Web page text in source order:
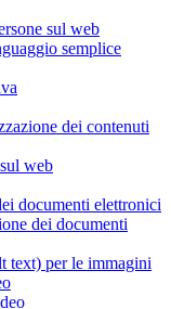
sul web
semplice
dei contenuti
web
documenti elettronici
dei documenti
text) per le immagini